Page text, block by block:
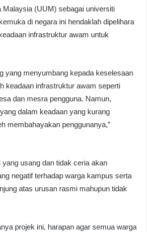
Malaysia (UUM) sebagai universiti
di negara ini hendaklah dipelihara
infrastruktur awam untuk
yang menyumbang kepada keselesaan
keadaan infrastruktur awam seperti
dan mesra pengguna. Namun,
dalam keadaan yang kurang
membahayakan penggunanya,”
yang usang dan tidak ceria akan
negatif terhadap warga kampus serta
atas urusan rasmi mahupun tidak
projek ini, harapan agar semua warga